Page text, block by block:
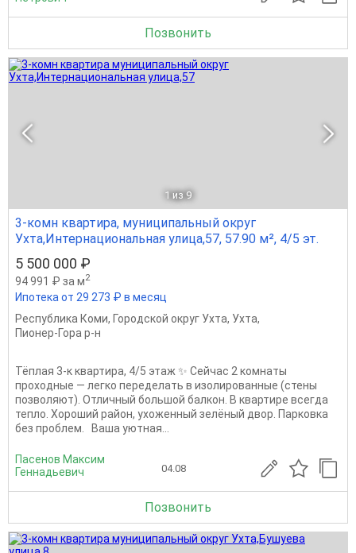
Позвонить
1 из 9
3-комн квартира, муниципальный округ
Ухта,Интернациональная улица,57, 57.90 м², 4/5 эт.
5 500 000 ₽
94 991 ₽ за м2
Ипотека от 29 273 ₽ в месяц
Республика Коми, Городской округ Ухта, Ухта,
Пионер-Гора р-н
Тёплая 3-к квартира, 4/5 этаж ✨ Сейчас 2 комнаты
проходные — легко переделать в изолированные (стены
позволяют). Отличный большой балкон. В квартире всегда
тепло. Хороший район, ухоженный зелёный двор. Парковка
без проблем. Ваша уютная...
Пасенов Максим
Геннадьевич
04.08
Позвонить